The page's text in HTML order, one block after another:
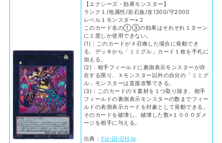
【エクシーズ・効果モンスター】
ランク１/地属性/岩石族/攻1300/守2000
レベル１モンスター×２
このカード名の①③の効果はそれぞれ１ターン
に１度しか使用できない。
(1)：このカードがＸ召喚した場合に発動でき
る。デッキから「ミミグル」カード１枚を手札に
加える。
(2)：相手フィールドに裏側表示モンスターが存
在する限り、Ｘモンスター以外の自分の「ミミグ
ル」モンスターは直接攻撃できる。
(3)：このカードのＸ素材を１つ取り除き、相手
フィールドの裏側表示モンスターの数までフィー
ルドの表側表示カードを対象として発動できる。
そのカードを破壊し、破壊した数×１０００ダメ
ージを相手に与える。
出典：YU-GI-OH.jp